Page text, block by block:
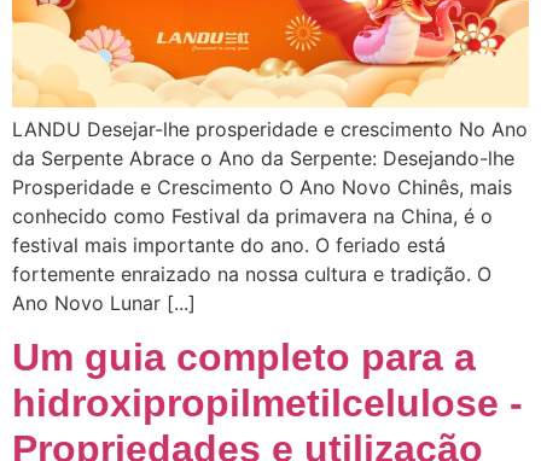
LANDU Desejar-lhe prosperidade e crescimento No Ano
da Serpente Abrace o Ano da Serpente: Desejando-lhe
Prosperidade e Crescimento O Ano Novo Chinês, mais
conhecido como Festival da primavera na China, é o
festival mais importante do ano. O feriado está
fortemente enraizado na nossa cultura e tradição. O
Ano Novo Lunar [...]
Um guia completo para a
hidroxipropilmetilcelulose -
Propriedades e utilização